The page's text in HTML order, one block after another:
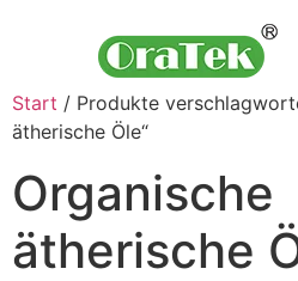
Start / Produkte
ätherische Öle“
Organische
ätherische